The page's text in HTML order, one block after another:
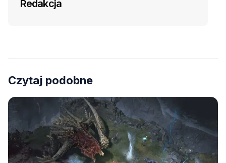
Redakcja
Czytaj podobne